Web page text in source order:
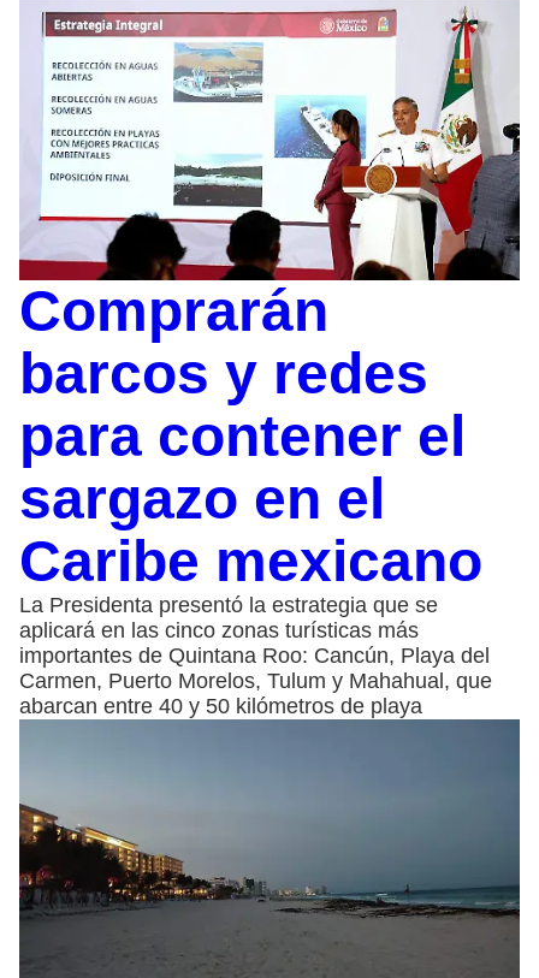
Comprarán
barcos y redes
para contener el
sargazo en el
Caribe mexicano
La Presidenta presentó la estrategia que se
aplicará en las cinco zonas turísticas más
importantes de Quintana Roo: Cancún, Playa del
Carmen, Puerto Morelos, Tulum y Mahahual, que
abarcan entre 40 y 50 kilómetros de playa